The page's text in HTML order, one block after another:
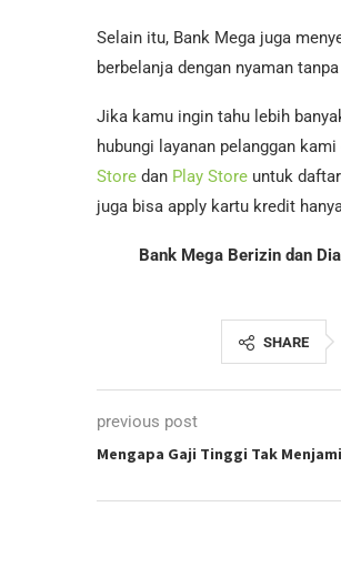
Selain itu, Bank Mega juga
berbelanja dengan nyaman
Jika kamu ingin tahu lebih
hubungi layanan pelanggan
Store dan Play Store untuk
juga bisa apply kartu kredit
Bank Mega Berizin dan
SHARE
previous post
Mengapa Gaji Tinggi Tak